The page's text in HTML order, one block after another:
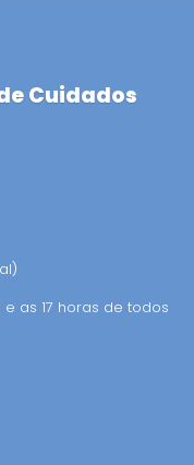
Cuidados
as 17 horas de todos